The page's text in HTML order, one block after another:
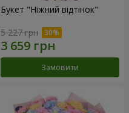
Букет "Ніжний відтінок"
5 227 грн
Замовити